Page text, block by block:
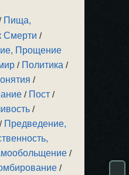
Пища,
Смерти /
Прощение
/ Политика /
/
/ Пост /
/
/ Предведение,
/
/